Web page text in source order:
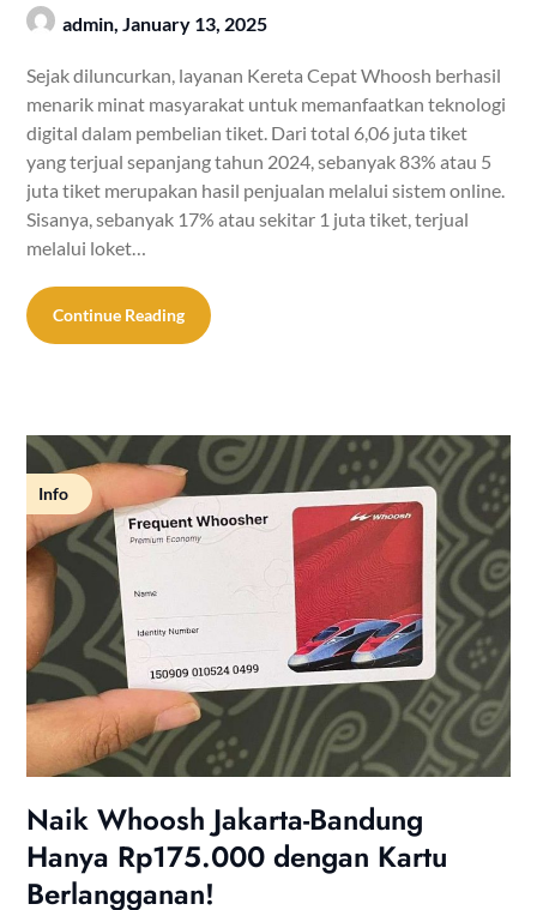
admin, January 13, 2025
Sejak diluncurkan, layanan Kereta Cepat Whoosh berhasil
menarik minat masyarakat untuk memanfaatkan teknologi
digital dalam pembelian tiket. Dari total 6,06 juta tiket
yang terjual sepanjang tahun 2024, sebanyak 83% atau 5
juta tiket merupakan hasil penjualan melalui sistem online.
Sisanya, sebanyak 17% atau sekitar 1 juta tiket, terjual
melalui loket…
Continue Reading
Info
Naik Whoosh Jakarta-Bandung
Hanya Rp175.000 dengan Kartu
Berlangganan!